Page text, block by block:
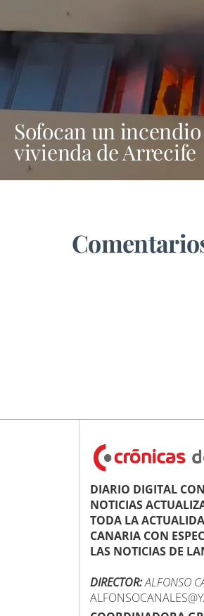
Sofocan un
vivienda de Arrecife
DIARIO DIGITAL
NOTICIAS
TODA LA
CANARIA CON
LAS NOTICIAS DE
DIRECTOR:ALFONSO